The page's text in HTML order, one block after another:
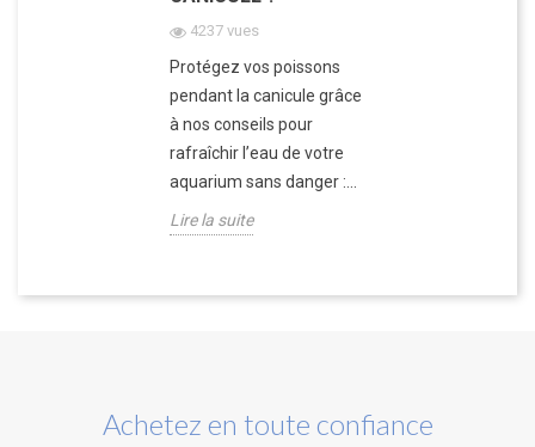
4237 vues
Protégez vos poissons
pendant la canicule grâce
à nos conseils pour
rafraîchir l’eau de votre
aquarium sans danger :...
Lire la suite
Achetez en toute confiance